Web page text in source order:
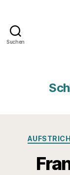
Suchen